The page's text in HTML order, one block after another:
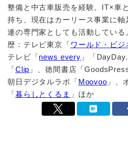
整備と中古車販売を経験。IT×車
持ち、現在はカーリース事業に
連の専門家としても活動してい
歴：テレビ東京「 ワールド・ビジ
テレビ「news every 」「
「Clip 」、徳間書店「
朝日デジタルラボ「Moovoo 」、
「暮らしとくるま 」ほか